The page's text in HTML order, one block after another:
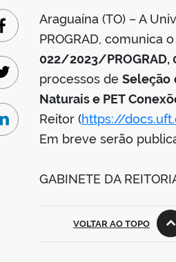
Araguaína (TO) – A
PROGRAD, comunica
022/2023/PROGRAD,
processos de Seleção
Naturais e PET
Reitor (https://
Em breve serão
GABINETE DA
Facebook
Twitter
Linkedin
VOLTAR AO TOPO